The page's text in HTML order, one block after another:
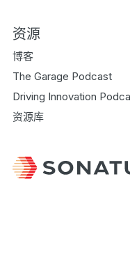
资源
博客
The Garage Podcast
Driving Innovation
资源库